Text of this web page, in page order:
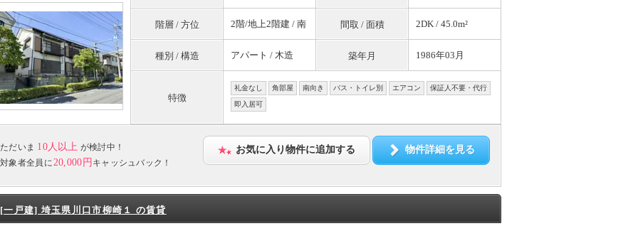
階層 / 方位 2階/地上2階建 / 南 間取 / 面積 2DK / 45.0m²
種別 / 構造 アパート / 木造 築年月 1986年03月
特徴
礼金なし 角部屋 南向き バス・トイレ別 エアコン 保証人不要・代行
即入居可
ただいま 10人以上 が検討中！
対象者全員に20,000円 キャッシュバック！
お気に入り物件に追加する 物件詳細を見る
[一戸建] 埼玉県川口市柳崎１ の賃貸